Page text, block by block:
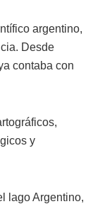
argentino,
Desde
contaba con
y
lago Argentino,